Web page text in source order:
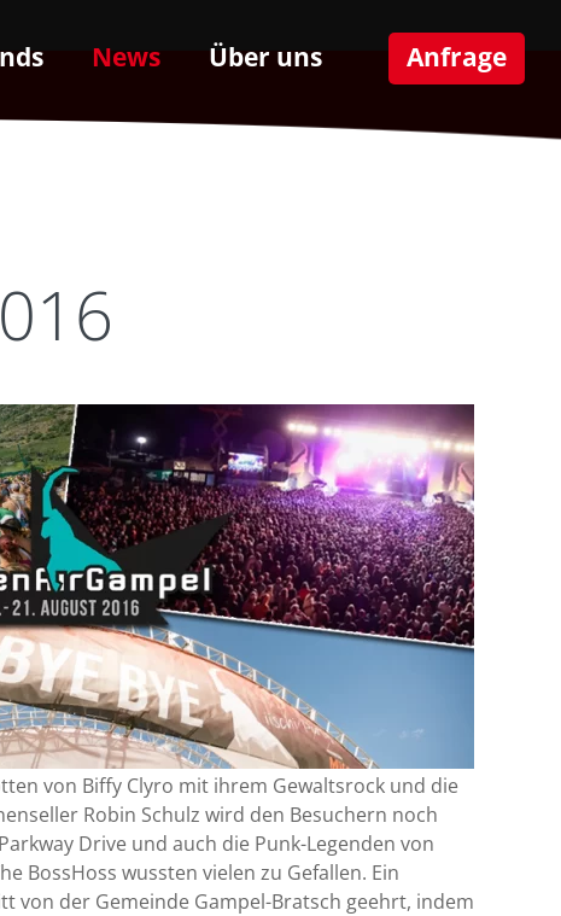
News Über uns Anfrage
von Biffy Clyro mit ihrem Gewaltsrock und die
Robin Schulz wird den Besuchern noch
Drive und auch die Punk-Legenden von
BossHoss wussten vielen zu Gefallen. Ein
von der Gemeinde Gampel-Bratsch geehrt, indem